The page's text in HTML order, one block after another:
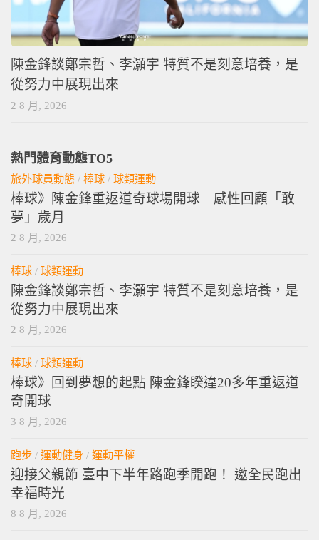
陳金鋒談鄭宗哲、李灝宇 特質不是刻意培養，是
從努力中展現出來
2 8 月, 2026
熱門體育動態TO5
旅外球員動態 / 棒球 / 球類運動
棒球》陳金鋒重返道奇球場開球 感性回顧「敢
夢」歲月
2 8 月, 2026
棒球 / 球類運動
陳金鋒談鄭宗哲、李灝宇 特質不是刻意培養，是
從努力中展現出來
2 8 月, 2026
棒球 / 球類運動
棒球》回到夢想的起點 陳金鋒睽違20多年重返道
奇開球
3 8 月, 2026
跑步 / 運動健身 / 運動平權
迎接父親節 臺中下半年路跑季開跑！ 邀全民跑出
幸福時光
8 8 月, 2026